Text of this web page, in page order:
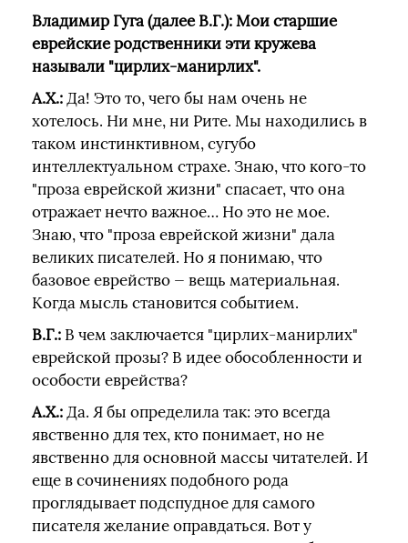
Владимир Гуга (далее В.Г.): Мои старшие
еврейские родственники эти кружева
называли "цирлих-манирлих".
А.Х.:Да! Это то, чего бы нам очень не
хотелось. Ни мне, ни Рите. Мы находились в
таком инстинктивном, сугубо
интеллектуальном страхе. Знаю, что кого-то
"проза еврейской жизни" спасает, что она
отражает нечто важное… Но это не мое.
Знаю, что "проза еврейской жизни" дала
великих писателей. Но я понимаю, что
базовое еврейство — вещь материальная.
Когда мысль становится событием.
В.Г.: В чем заключается "цирлих-манирлих"
еврейской прозы? В идее обособленности и
особости еврейства?
А.Х.:Да. Я бы определила так: это всегда
явственно для тех, кто понимает, но не
явственно для основной массы читателей. И
еще в сочинениях подобного рода
проглядывает подспудное для самого
писателя желание оправдаться. Вот у